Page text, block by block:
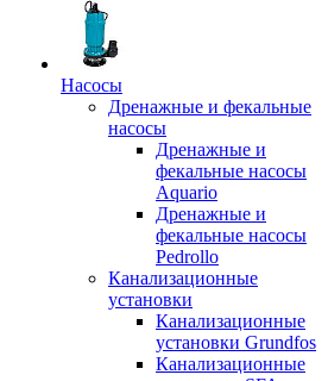
Насосы
Дренажные и фекальные
насосы
Дренажные и
фекальные насосы
Aquario
Дренажные и
фекальные насосы
Pedrollo
Канализационные
установки
Канализационные
установки Grundfos
Канализационные